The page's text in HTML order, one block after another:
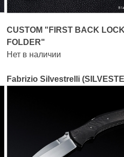
CUSTOM "FIRST BACK
FOLDER"
Нет в наличии
Fabrizio Silvestrelli